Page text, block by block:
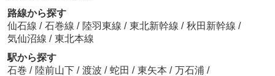
路線から探す
仙石線 / 石巻線 / 陸羽東線 / 東北新幹線 / 秋田新幹線 /
気仙沼線 / 東北本線
駅から探す
石巻 / 陸前山下 / 渡波 / 蛇田 / 東矢本 / 万石浦 /